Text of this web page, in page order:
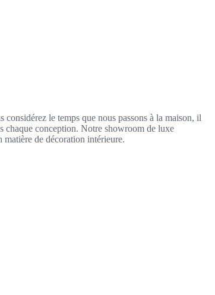
le temps que nous passons à la maison, il
chaque conception. Notre showroom de luxe
matière de décoration intérieure.